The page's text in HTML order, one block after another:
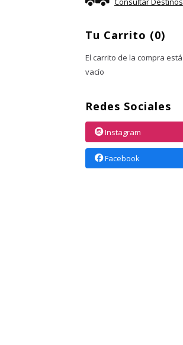
Tu Carrito (0)
El carrito de la compra está
vacío
Redes Sociales
Instagram
Facebook